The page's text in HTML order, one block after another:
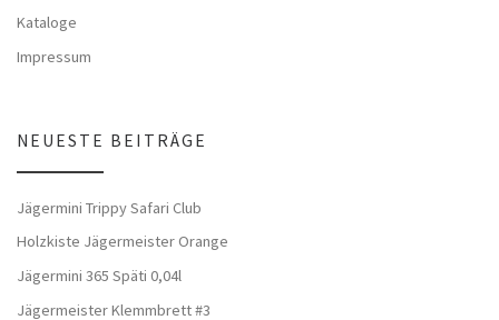
Kataloge
Impressum
NEUESTE BEITRÄGE
Jägermini Trippy Safari Club
Holzkiste Jägermeister Orange
Jägermini 365 Späti 0,04l
Jägermeister Klemmbrett #3